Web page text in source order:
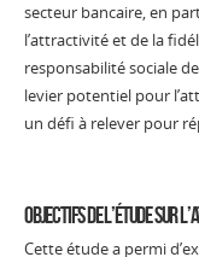
secteur bancaire, en
l’attractivité et de la
responsabilité sociale
levier potentiel pour
un défi à relever pour
Objectifs De L’Étude Sur
Cette étude a permi